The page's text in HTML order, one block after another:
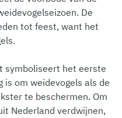
De
tot feest, want het
symboliseert het eerste
is om weidevogels als de
te beschermen. Om
Nederland verdwijnen,